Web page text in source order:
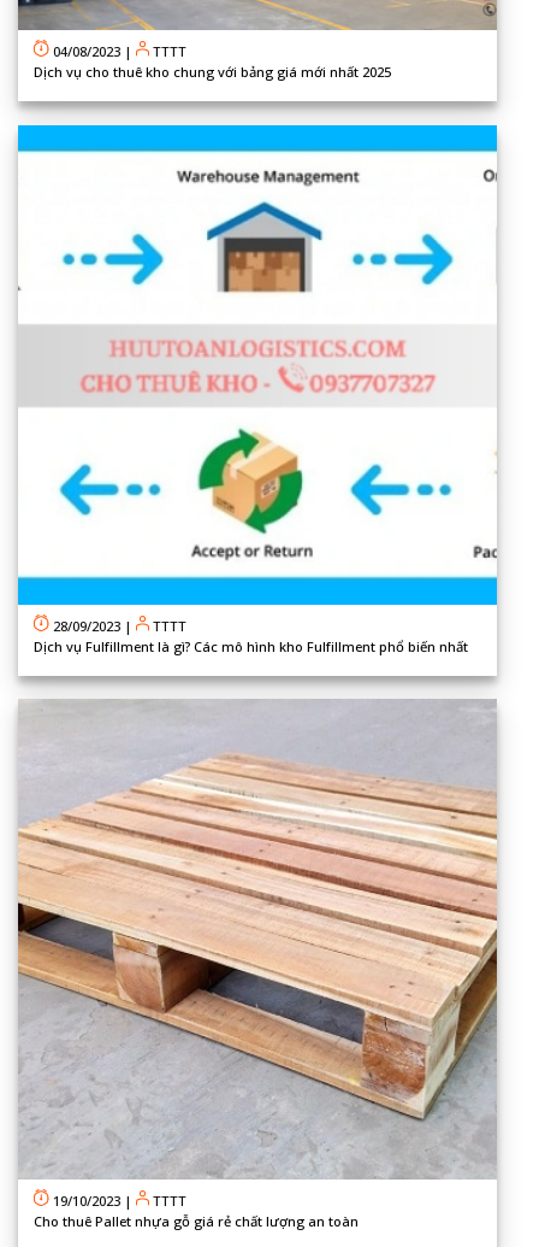
04/08/2023 |
TTTT
Dịch vụ cho thuê kho chung với bảng giá mới nhất 2025
28/09/2023 |
TTTT
Dịch vụ Fulfillment là gì? Các mô hình kho Fulfillment phổ biến nhất
19/10/2023 |
TTTT
Cho thuê Pallet nhựa gỗ giá rẻ chất lượng an toàn